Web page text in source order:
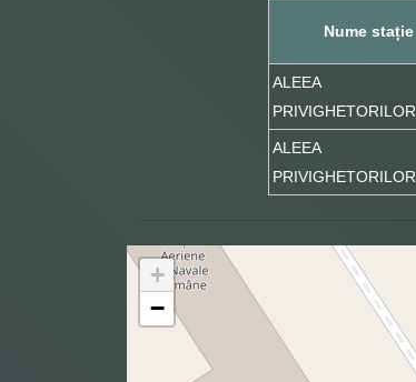
Nume stație
ALEEA
PRIVIGHETORILOR
ALEEA
PRIVIGHETORILOR
+
−